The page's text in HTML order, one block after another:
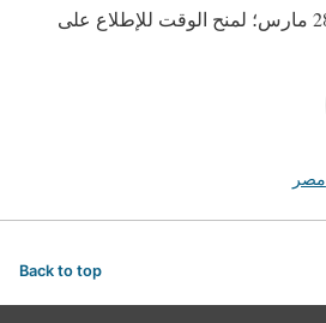
تلقي طلبات الحجز حتى 28 مارس؛ لمنح الوقت للإطلاع على
مصر
Back to top